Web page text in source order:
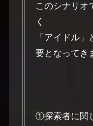
このシナリオ
く
「アイドル
要となってき
①探索者に関